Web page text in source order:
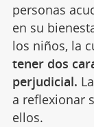
personas
en su
los niños, la
tener dos
perjudicial.
a reflexionar
ellos.